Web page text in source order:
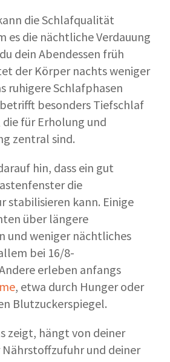
die Schlafqualität
es die nächtliche Verdauung
dein Abendessen früh
der Körper nachts weniger
ruhigere Schlafphasen
besonders Tiefschlaf
die für Erholung und
zentral sind.
hin, dass ein gut
die
stabilisieren kann. Einige
über längere
und weniger nächtliches
bei 16/8-
erleben anfangs
, etwa durch Hunger oder
Blutzuckerspiegel.
zeigt, hängt von deiner
und deiner